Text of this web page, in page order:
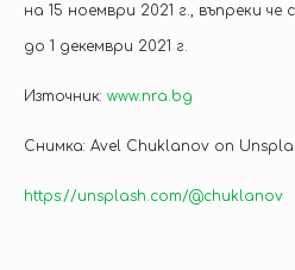
на 15 ноември 2021 г., въпреки
до 1 декември 2021 г.
Източник: www.nra.bg
Снимка: Avel Chuklanov on
https://unsplash.com/@chuklanov